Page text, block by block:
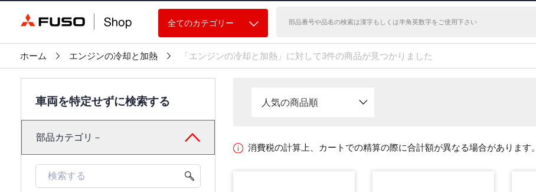
全てのカテゴリー
ホーム エンジンの冷却と加熱 「エンジンの冷却と加熱」に対して3件の商品が見つかりました
車両を特定せずに検索する
部品カテゴリ－
人気の商品順
消費税の計算上、カートでの精算の際に合計額が異なる場合があります。